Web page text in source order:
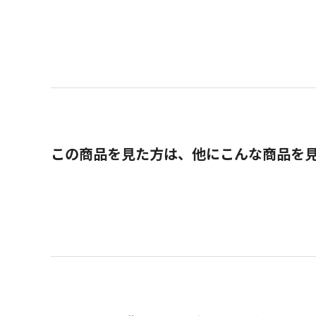
この商品を見た方は、他にこんな商品を